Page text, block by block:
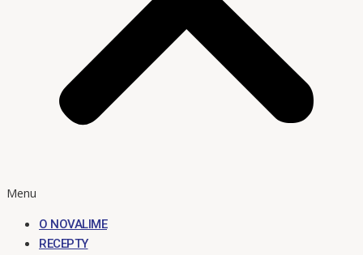
Menu
O NOVALIME
RECEPTY